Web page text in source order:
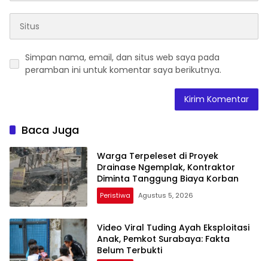
Simpan nama, email, dan situs web saya pada
peramban ini untuk komentar saya berikutnya.
Baca Juga
Warga Terpeleset di Proyek
Drainase Ngemplak, Kontraktor
Diminta Tanggung Biaya Korban
Peristiwa Agustus 5, 2026
Video Viral Tuding Ayah Eksploitasi
Anak, Pemkot Surabaya: Fakta
Belum Terbukti